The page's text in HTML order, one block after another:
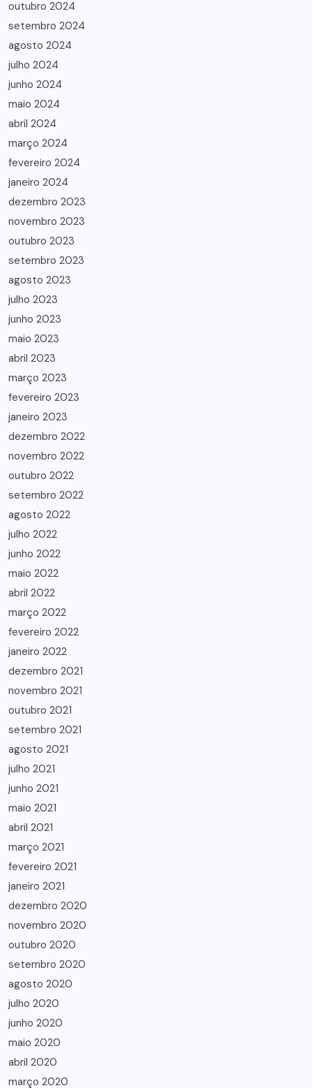
outubro 2024
setembro 2024
agosto 2024
julho 2024
junho 2024
maio 2024
abril 2024
março 2024
fevereiro 2024
janeiro 2024
dezembro 2023
novembro 2023
outubro 2023
setembro 2023
agosto 2023
julho 2023
junho 2023
maio 2023
abril 2023
março 2023
fevereiro 2023
janeiro 2023
dezembro 2022
novembro 2022
outubro 2022
setembro 2022
agosto 2022
julho 2022
junho 2022
maio 2022
abril 2022
março 2022
fevereiro 2022
janeiro 2022
dezembro 2021
novembro 2021
outubro 2021
setembro 2021
agosto 2021
julho 2021
junho 2021
maio 2021
abril 2021
março 2021
fevereiro 2021
janeiro 2021
dezembro 2020
novembro 2020
outubro 2020
setembro 2020
agosto 2020
julho 2020
junho 2020
maio 2020
abril 2020
março 2020